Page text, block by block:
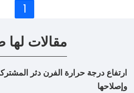
1
مقالات لها
ارتفاع درجة حرارة الفرن دثر
وإصلاحها